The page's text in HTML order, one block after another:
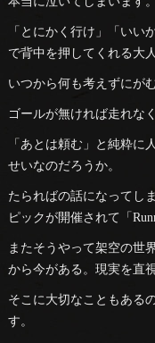
「とにかく行け」「いい
で背中を押してくれる大
いつから何も考えずにが
ゴールが無ければ走れな
「あとは頼む」と純粋に
せいなのだろうか。
たらればの話になってし
ピックが開催されて「
またそうやって架空の世
から今がある。現実を直
そこに大切なこともある
す。